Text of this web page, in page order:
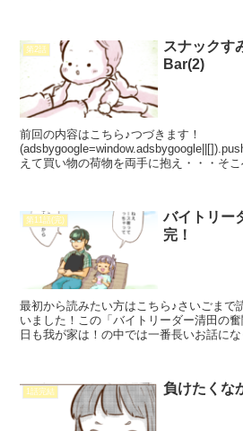
第2話
スナックす
Bar(2)
前回の内容はこちら♪つづきます！
えて買い物の荷物を両手に抱え・・・そ
第11話(完)
バイトリー
完！
最初から読みたい方はこちら♪さいごまで
いました！この「バイトリーダー清田の
日も我が家は！の中では一番長いお話に
1話完結 負けたくな